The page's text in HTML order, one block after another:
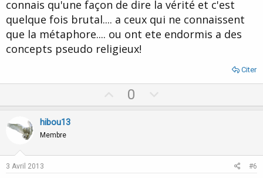
connais qu'une façon de dire la vérité et c'est
quelque fois brutal.... a ceux qui ne connaissent
que la métaphore.... ou ont ete endormis a des
concepts pseudo religieux!
Citer
p
0
o
hibou13
Membre
3 Avril 2013 #6